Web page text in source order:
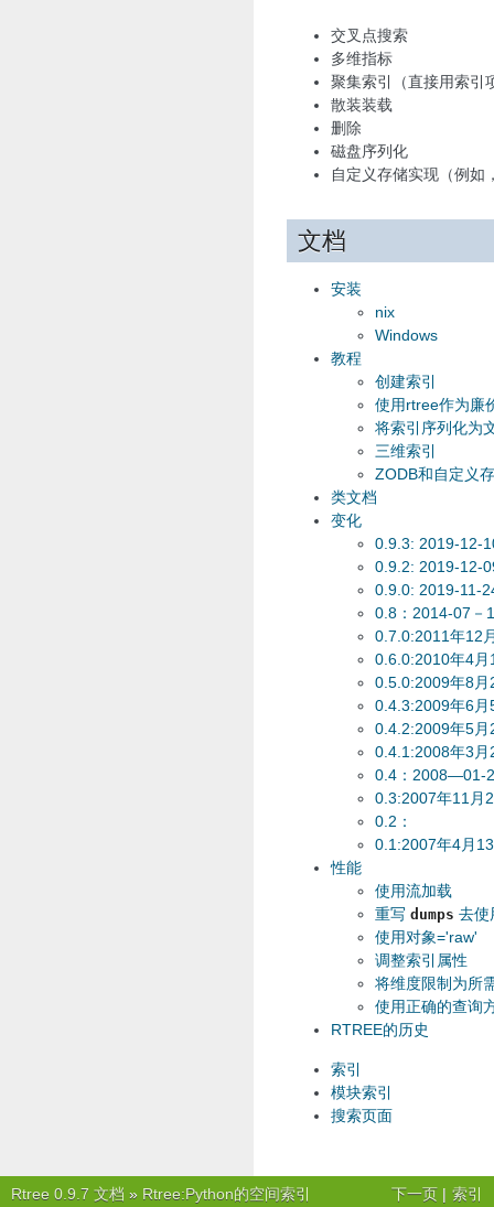
交叉点搜索
多维指标
聚集索引（直接用索引
散装装载
删除
磁盘序列化
自定义存储实现（例如
文档
安装
nix
Windows
教程
创建索引
使用rtree作为廉
将索引序列化为
三维索引
ZODB和自定义
类文档
变化
0.9.3: 2019-12-
0.9.2: 2019-12-
0.9.0: 2019-11-
0.8：2014-07－
0.7.0:2011年12
0.6.0:2010年4月
0.5.0:2009年8月
0.4.3:2009年6月
0.4.2:2009年5月
0.4.1:2008年3月
0.4：2008—01-
0.3:2007年11月
0.2：
0.1:2007年4月
性能
使用流加载
重写 dumps 去使
使用对象='raw'
调整索引属性
将维度限制为所
使用正确的查询
RTREE的历史
索引
模块索引
搜索页面
索引
下一页 |
Rtree 0.9.7 文档 » Rtree:Python的空间索引